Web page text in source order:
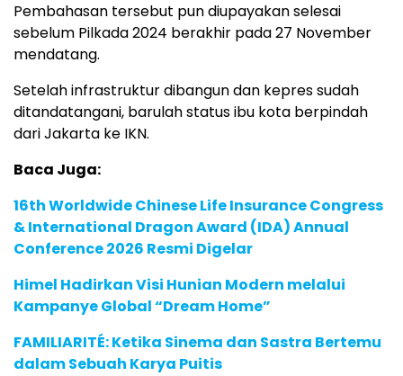
Pembahasan tersebut pun diupayakan selesai
sebelum Pilkada 2024 berakhir pada 27 November
mendatang.
Setelah infrastruktur dibangun dan kepres sudah
ditandatangani, barulah status ibu kota berpindah
dari Jakarta ke IKN.
Baca Juga:
16th Worldwide Chinese Life Insurance Congress
& International Dragon Award (IDA) Annual
Conference 2026 Resmi Digelar
Himel Hadirkan Visi Hunian Modern melalui
Kampanye Global “Dream Home”
FAMILIARITÉ: Ketika Sinema dan Sastra Bertemu
dalam Sebuah Karya Puitis